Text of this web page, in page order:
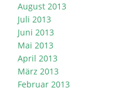
August 2013
Juli 2013
Juni 2013
Mai 2013
April 2013
März 2013
Februar 2013